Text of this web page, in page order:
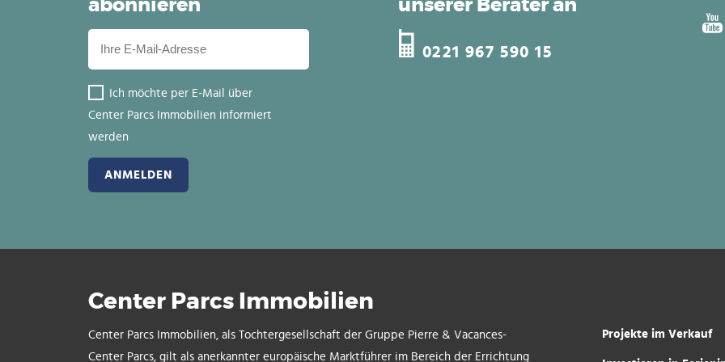
abonnieren
Ich möchte per E-Mail über
Center Parcs Immobilien informiert
werden
unserer Berater an
0221 967 590 15
Center Parcs Immobilien
Center Parcs Immobilien, als Tochtergesellschaft der Gruppe Pierre & Vacances-
Center Parcs, gilt als anerkannter europäische Marktführer im Bereich der Errichtung
Projekte im Verkauf